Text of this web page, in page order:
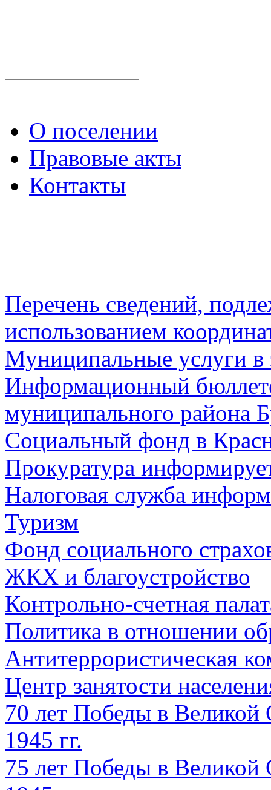
О поселении
Правовые акты
Контакты
Перечень сведений,
использованием
Муниципальные услуги в
Информационный
муниципального района
Социальный фонд в
Прокуратура
Налоговая служба
Туризм
Фонд социального
ЖКХ и благоустройство
Контрольно-счетная
Политика в отношении
Антитеррористическая
Центр занятости
70 лет Победы в Великой
1945 гг.
75 лет Победы в Великой